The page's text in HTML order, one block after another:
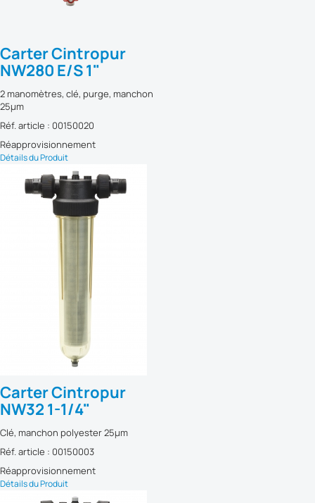
Carter Cintropur
NW280 E/S 1"
2 manomètres, clé, purge, manchon
25µm
Réf. article : 00150020
Réapprovisionnement
Détails du Produit
Carter Cintropur
NW32 1-1/4"
Clé, manchon polyester 25µm
Réf. article : 00150003
Réapprovisionnement
Détails du Produit